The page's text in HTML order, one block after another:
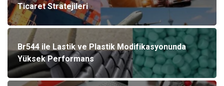
Ticaret Stratejileri
Br544 ile Lastik ve Plastik Modifikasyonunda
Yüksek Performans